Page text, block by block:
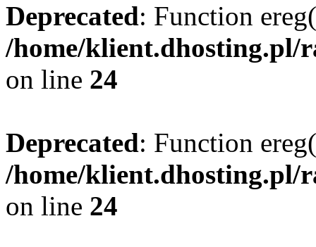
Deprecated: Function
/home/klient.dhosting.pl/
on line 24
Deprecated: Function
/home/klient.dhosting.pl/
on line 24